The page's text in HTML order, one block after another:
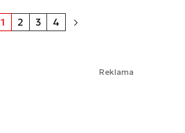
1 2 3 4
Reklama